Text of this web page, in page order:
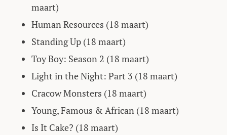
maart)
Human Resources (18 maart)
Standing Up (18 maart)
Toy Boy: Season 2 (18 maart)
Light in the Night: Part 3 (18 maart)
Cracow Monsters (18 maart)
Young, Famous & African (18 maart)
Is It Cake? (18 maart)